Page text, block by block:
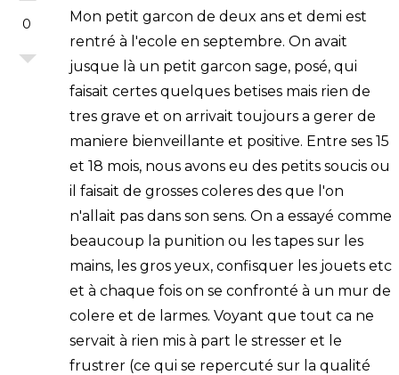
0
Mon petit garcon de deux ans et demi est
rentré à l'ecole en septembre. On avait
jusque là un petit garcon sage, posé, qui
faisait certes quelques betises mais rien de
tres grave et on arrivait toujours a gerer de
maniere bienveillante et positive. Entre ses 15
et 18 mois, nous avons eu des petits soucis ou
il faisait de grosses coleres des que l'on
n'allait pas dans son sens. On a essayé comme
beaucoup la punition ou les tapes sur les
mains, les gros yeux, confisquer les jouets etc
et à chaque fois on se confronté à un mur de
colere et de larmes. Voyant que tout ca ne
servait à rien mis à part le stresser et le
frustrer (ce qui se repercuté sur la qualité